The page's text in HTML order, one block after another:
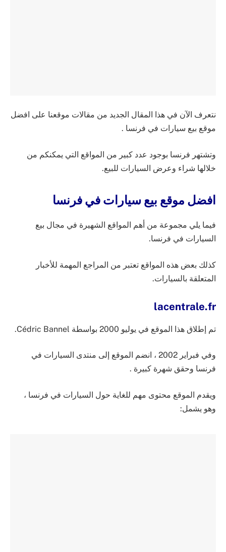
نتعرف الآن في هذا المقال الجديد من مقالات موقعنا على افضل
موقع بيع سيارات في فرنسا .
وتشتهر فرنسا بوجود عدد كبير من المواقع التي يمكنكم من
خلالها شراء وعرض السيارات للبيع.
افضل موقع بيع سيارات في فرنسا
فيما يلي مجموعة من أهم المواقع الشهيرة في مجال بيع
السيارات في فرنسا.
كذلك بعض هذه المواقع تعتبر من المراجع المهمة للأخبار
المتعلقة بالسيارات.
lacentrale.fr
تم إطلاق هذا الموقع في يوليو 2000 بواسطة Cédric Bannel.
وفي فبراير 2002 ، انضم الموقع إلى منتدى السيارات في
فرنسا وحقق شهرة كبيرة .
ويقدم الموقع محتوى مهم للغاية حول السيارات في فرنسا ،
وهو يشمل: